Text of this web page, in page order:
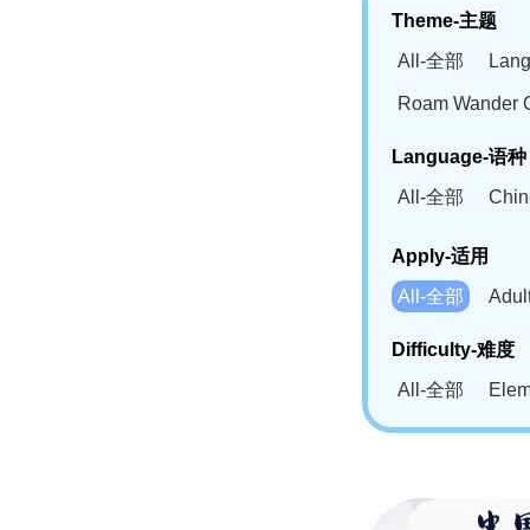
Theme-主题
All-全部
Roam Wander
Language-语种
All-全部
Bahasa
Swahili(SW)-
Apply-适用
All-全部
Difficulty-难度
All-全部